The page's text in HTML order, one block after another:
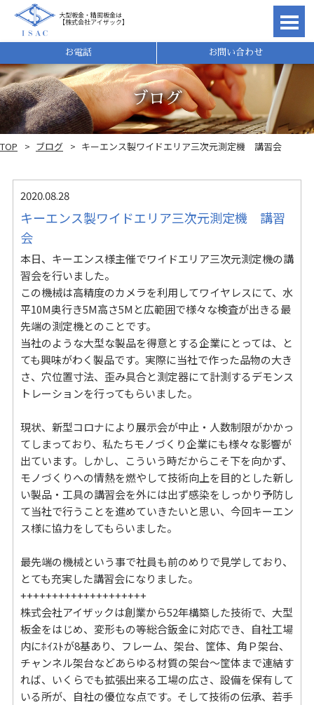
大型板金・精密板金は
【株式会社アイザック】
お電話 お問い合わせ
ブログ
TOP ブログ キーエンス製ワイドエリア三次元測定機 講習会
2020.08.28
キーエンス製ワイドエリア三次元測定機 講習
会
本日、キーエンス様主催でワイドエリア三次元測定機の講
習会を行いました。
この機械は高精度のカメラを利用してワイヤレスにて、水
平10M奥行き5M高さ5Mと広範囲で様々な検査が出きる最
先端の測定機とのことです。
当社のような大型な製品を得意とする企業にとっては、と
ても興味がわく製品です。実際に当社で作った品物の大き
さ、穴位置寸法、歪み具合と測定器にて計測するデモンス
トレーションを行ってもらいました。
現状、新型コロナにより展示会が中止・人数制限がかかっ
てしまっており、私たちモノづくり企業にも様々な影響が
出ています。しかし、こういう時だからこそ下を向かず、
モノづくりへの情熱を燃やして技術向上を目的とした新し
い製品・工具の講習会を外には出ず感染をしっかり予防し
て当社で行うことを進めていきたいと思い、今回キーエン
ス様に協力をしてもらいました。
最先端の機械という事で社員も前のめりで見学しており、
とても充実した講習会になりました。
++++++++++++++++++++
株式会社アイザックは創業から52年構築した技術で、大型
板金をはじめ、変形もの等総合鈑金に対応でき、自社工場
内にﾎｲｽﾄが8基あり、フレーム、架台、筐体、角Ｐ架台、
チャンネル架台などあらゆる材質の架台～筐体まで連結す
れば、いくらでも拡張出来る工場の広さ、設備を保有して
いる所が、自社の優位な点です。そして技術の伝承、若手